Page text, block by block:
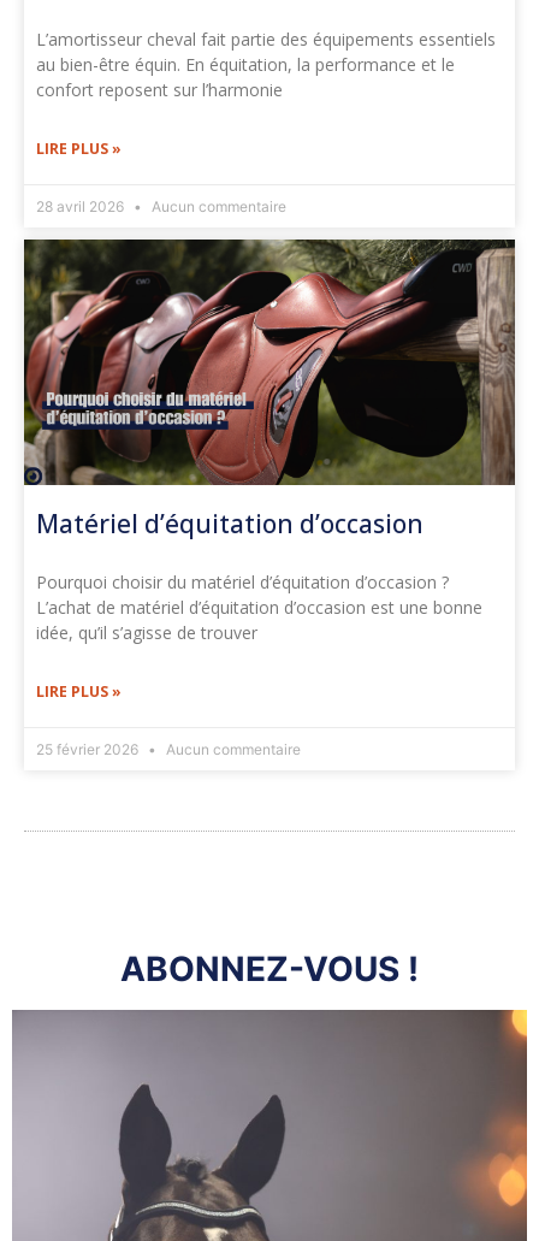
L’amortisseur cheval fait partie des équipements essentiels
au bien-être équin. En équitation, la performance et le
confort reposent sur l’harmonie
LIRE PLUS »
28 avril 2026 Aucun commentaire
Matériel d’équitation d’occasion
Pourquoi choisir du matériel d’équitation d’occasion ?
L’achat de matériel d’équitation d’occasion est une bonne
idée, qu’il s’agisse de trouver
LIRE PLUS »
25 février 2026 Aucun commentaire
ABONNEZ-VOUS !